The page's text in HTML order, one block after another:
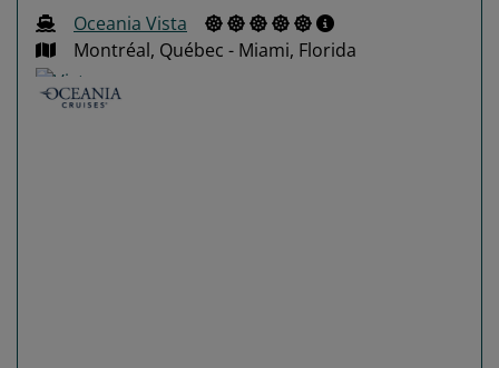
Oceania Vista
Montréal, Québec - Miami, Florida